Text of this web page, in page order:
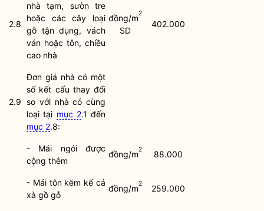
2.8
nhà tạm, sườn tre
hoặc các cây loại
gỗ tận dụng, vách
ván hoặc tôn, chiều
cao nhà
đồng/m2
SD
402.000
2.9
Đơn giá nhà có một
số kết cấu thay đổi
so với nhà có cùng
loại tại mục 2.1 đến
mục 2.8:
- Mái ngói được
cộng thêm
đồng/m2 88.000
- Mái tôn kẽm kể cả
xà gồ gỗ
đồng/m2 259.000